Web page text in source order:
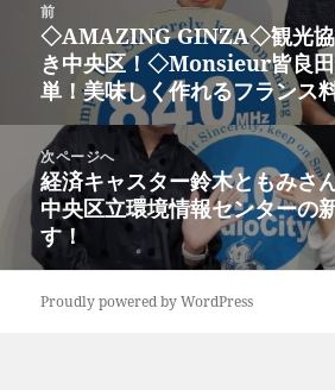
前
前
の
投
稿:
◇AMAZING GINZA◇観光協
き中央区！◇Monsieur皆良
単！美味しく作れるフランス
次ページへ
次
の
投
稿:
経済キャスター鈴木ともみさ
中央区立環境情報センターの
す！
Proudly powered by WordPress